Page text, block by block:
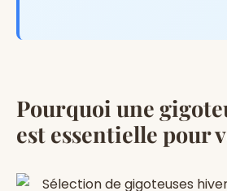
Pourquoi une
est essentielle pour